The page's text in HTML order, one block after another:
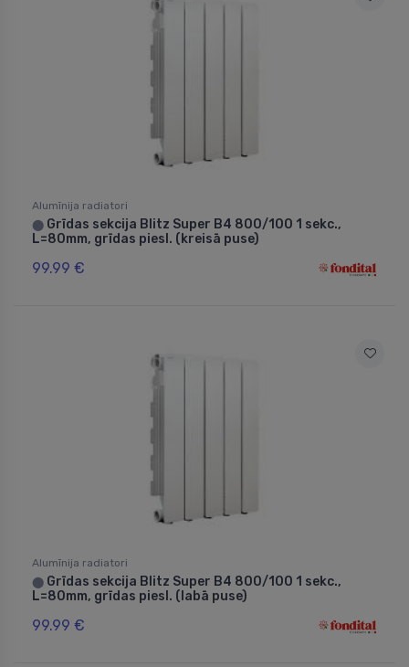
Alumīnija radiatori
⬤ Grīdas sekcija Blitz Super B4 800/100 1 sekc.,
L=80mm, grīdas piesl. (kreisā puse)
99.99 €
Alumīnija radiatori
⬤ Grīdas sekcija Blitz Super B4 800/100 1 sekc.,
L=80mm, grīdas piesl. (labā puse)
99.99 €